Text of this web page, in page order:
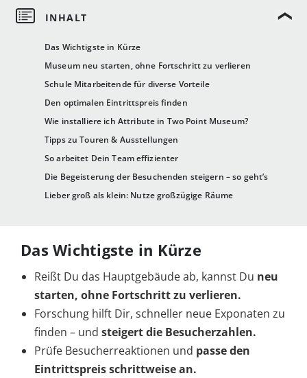
Das Wichtigste in Kürze
Museum neu starten, ohne Fortschritt zu verlieren
Schule Mitarbeitende für diverse Vorteile
Den optimalen Eintrittspreis finden
Wie installiere ich Attribute in Two Point Museum?
Tipps zu Touren & Ausstellungen
So arbeitet Dein Team effizienter
Die Begeisterung der Besuchenden steigern – so geht’s
Lieber groß als klein: Nutze großzügige Räume
Das Wichtigste in Kürze
Reißt Du das Hauptgebäude ab, kannst Du neu
starten, ohne Fortschritt zu verlieren.
Forschung hilft Dir, schneller neue Exponaten zu
finden – und steigert die Besucherzahlen.
Prüfe Besucherreaktionen und passe den
Eintrittspreis schrittweise an.